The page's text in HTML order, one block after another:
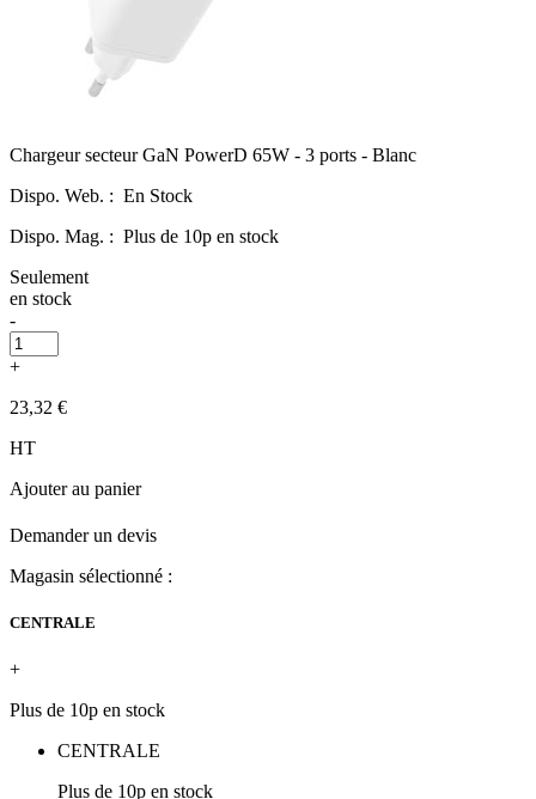
Chargeur secteur GaN PowerD 65W - 3 ports - Blanc
Dispo. Web. : En Stock
Dispo. Mag. : Plus de 10p en stock
Seulement
en stock
-
+
23,32 €
HT
Ajouter au panier
Demander un devis
Magasin sélectionné :
CENTRALE
+
Plus de 10p en stock
CENTRALE
Plus de 10p en stock